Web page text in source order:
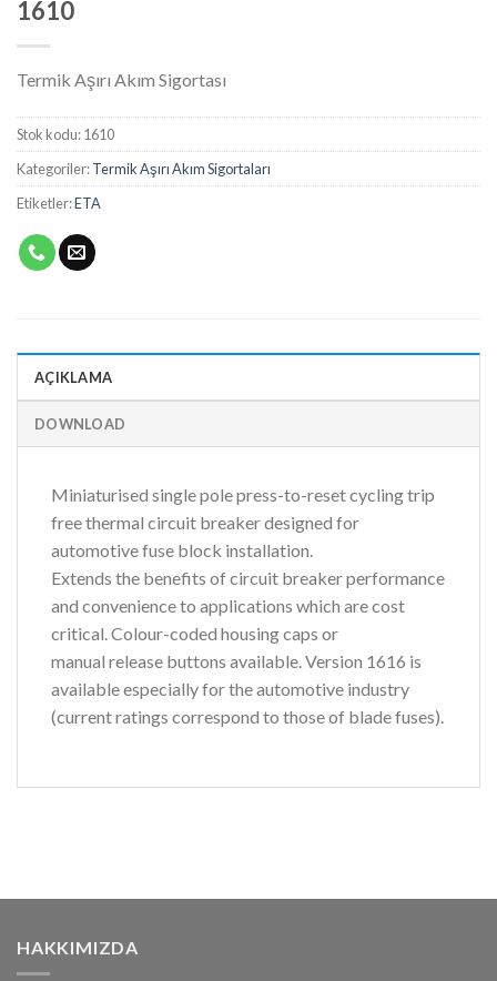
1610
Termik Aşırı Akım Sigortası
Stok kodu:1610
Kategoriler:Termik Aşırı Akım Sigortaları
Etiketler:ETA
AÇIKLAMA
DOWNLOAD
Miniaturised single pole press-to-reset cycling trip
free thermal circuit breaker designed for
automotive fuse block installation.
Extends the benefits of circuit breaker performance
and convenience to applications which are cost
critical. Colour-coded housing caps or
manual release buttons available. Version 1616 is
available especially for the automotive industry
(current ratings correspond to those of blade fuses).
HAKKIMIZDA